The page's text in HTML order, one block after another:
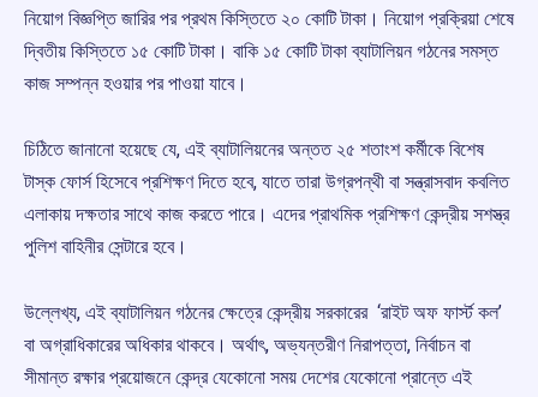
নিয়োগ বিজ্ঞপ্তি জারির পর প্রথম কিস্তিতে ২০ কোটি টাকা। নিয়োগ প্রক্রিয়া শেষে
দ্বিতীয় কিস্তিতে ১৫ কোটি টাকা। বাকি ১৫ কোটি টাকা ব্যাটালিয়ন গঠনের সমস্ত
কাজ সম্পন্ন হওয়ার পর পাওয়া যাবে।
চিঠিতে জানানো হয়েছে যে, এই ব্যাটালিয়নের অন্তত ২৫ শতাংশ কর্মীকে বিশেষ
টাস্ক ফোর্স হিসেবে প্রশিক্ষণ দিতে হবে, যাতে তারা উগ্রপন্থী বা সন্ত্রাসবাদ কবলিত
এলাকায় দক্ষতার সাথে কাজ করতে পারে। এদের প্রাথমিক প্রশিক্ষণ কেন্দ্রীয় সশস্ত্র
পুলিশ বাহিনীর সেন্টারে হবে।
উল্লেখ্য, এই ব্যাটালিয়ন গঠনের ক্ষেত্রে কেন্দ্রীয় সরকারের ‘রাইট অফ ফার্স্ট কল’
বা অগ্রাধিকারের অধিকার থাকবে। অর্থাৎ, অভ্যন্তরীণ নিরাপত্তা, নির্বাচন বা
সীমান্ত রক্ষার প্রয়োজনে কেন্দ্র যেকোনো সময় দেশের যেকোনো প্রান্তে এই